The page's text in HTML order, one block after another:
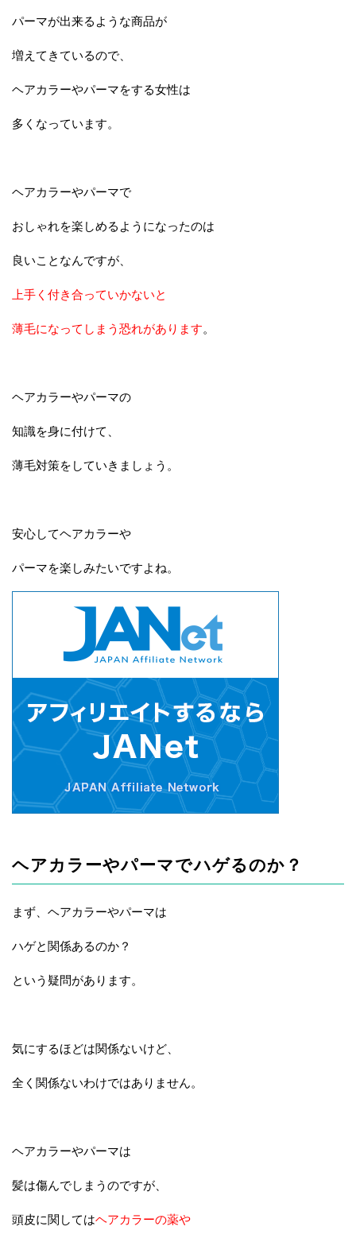
パーマが出来るような商品が
増えてきているので、
ヘアカラーやパーマをする女性は
多くなっています。
ヘアカラーやパーマで
おしゃれを楽しめるようになったのは
良いことなんですが、
上手く付き合っていかないと
薄毛になってしまう恐れがあります。
ヘアカラーやパーマの
知識を身に付けて、
薄毛対策をしていきましょう。
安心してヘアカラーや
パーマを楽しみたいですよね。
ヘアカラーやパーマでハゲるのか？
まず、ヘアカラーやパーマは
ハゲと関係あるのか？
という疑問があります。
気にするほどは関係ないけど、
全く関係ないわけではありません。
ヘアカラーやパーマは
髪は傷んでしまうのですが、
頭皮に関してはヘアカラーの薬や